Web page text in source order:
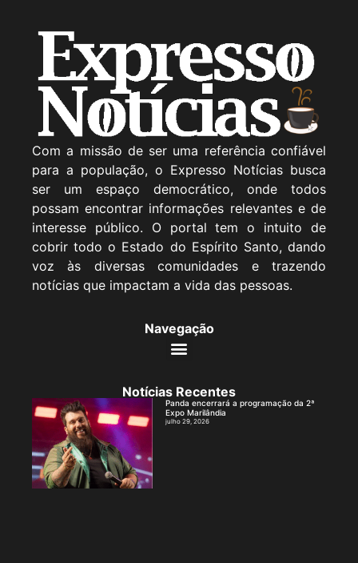
Com a missão de ser uma referência confiável
para a população, o Expresso Notícias busca
ser um espaço democrático, onde todos
possam encontrar informações relevantes e de
interesse público. O portal tem o intuito de
cobrir todo o Estado do Espírito Santo, dando
voz às diversas comunidades e trazendo
notícias que impactam a vida das pessoas.
Navegação
Notícias Recentes
Panda encerrará a programação da 2ª
Expo Marilândia
julho 29, 2026